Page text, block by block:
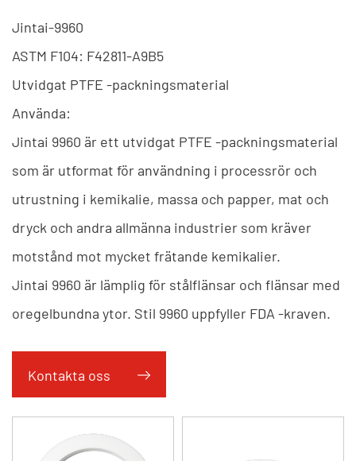
Jintai-9960
ASTM F104: F42811-A9B5
Utvidgat PTFE -packningsmaterial
Använda:
Jintai 9960 är ett utvidgat PTFE -packningsmaterial
som är utformat för användning i processrör och
utrustning i kemikalie, massa och papper, mat och
dryck och andra allmänna industrier som kräver
motstånd mot mycket frätande kemikalier.
Jintai 9960 är lämplig för stålflänsar och flänsar med
oregelbundna ytor. Stil 9960 uppfyller FDA -kraven.
Kontakta oss